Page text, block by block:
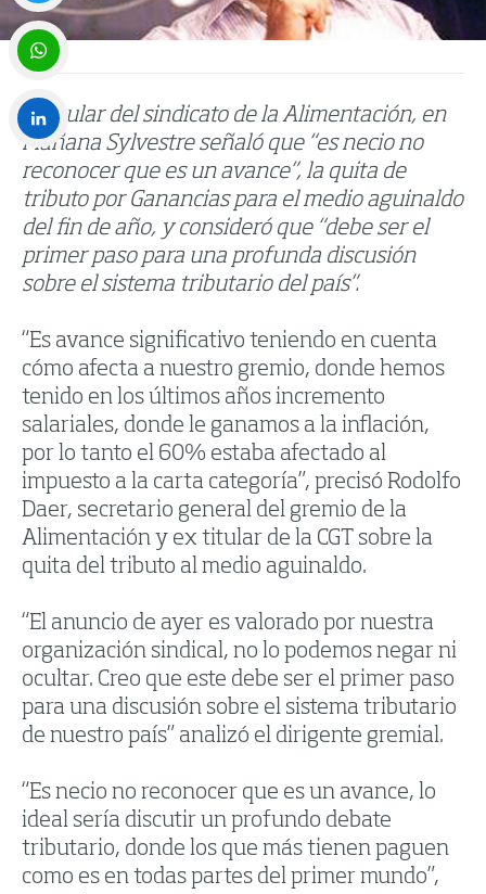
El titular del sindicato de la Alimentación, en
Mañana Sylvestre señaló que “es necio no
reconocer que es un avance”, la quita de
tributo por Ganancias para el medio aguinaldo
del fin de año, y consideró que “debe ser el
primer paso para una profunda discusión
sobre el sistema tributario del país”.
“Es avance significativo teniendo en cuenta
cómo afecta a nuestro gremio, donde hemos
tenido en los últimos años incremento
salariales, donde le ganamos a la inflación,
por lo tanto el 60% estaba afectado al
impuesto a la carta categoría”, precisó Rodolfo
Daer, secretario general del gremio de la
Alimentación y ex titular de la CGT sobre la
quita del tributo al medio aguinaldo.
“El anuncio de ayer es valorado por nuestra
organización sindical, no lo podemos negar ni
ocultar. Creo que este debe ser el primer paso
para una discusión sobre el sistema tributario
de nuestro país” analizó el dirigente gremial.
“Es necio no reconocer que es un avance, lo
ideal sería discutir un profundo debate
tributario, donde los que más tienen paguen
como es en todas partes del primer mundo”,
Twitter
WhatsApp
LinkedIn